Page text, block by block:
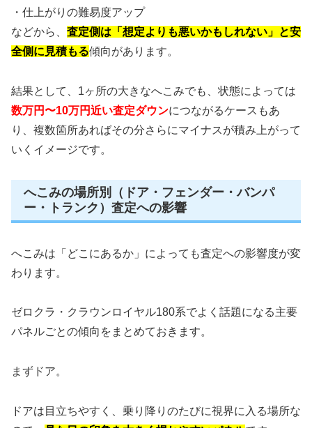
・仕上がりの難易度アップ
などから、 査定側は「想定よりも悪いかもしれない」と安
全側に見積もる傾向があります。
結果として、1ヶ所の大きなへこみでも、状態によっては
数万円〜10万円近い査定ダウンにつながるケースもあ
り、複数箇所あればその分さらにマイナスが積み上がって
いくイメージです。
へこみの場所別（ドア・フェンダー・バンパ
ー・トランク）査定への影響
へこみは「どこにあるか」によっても査定への影響度が変
わります。
ゼロクラ・クラウンロイヤル180系でよく話題になる主要
パネルごとの傾向をまとめておきます。
まずドア。
ドアは目立ちやすく、乗り降りのたびに視界に入る場所な